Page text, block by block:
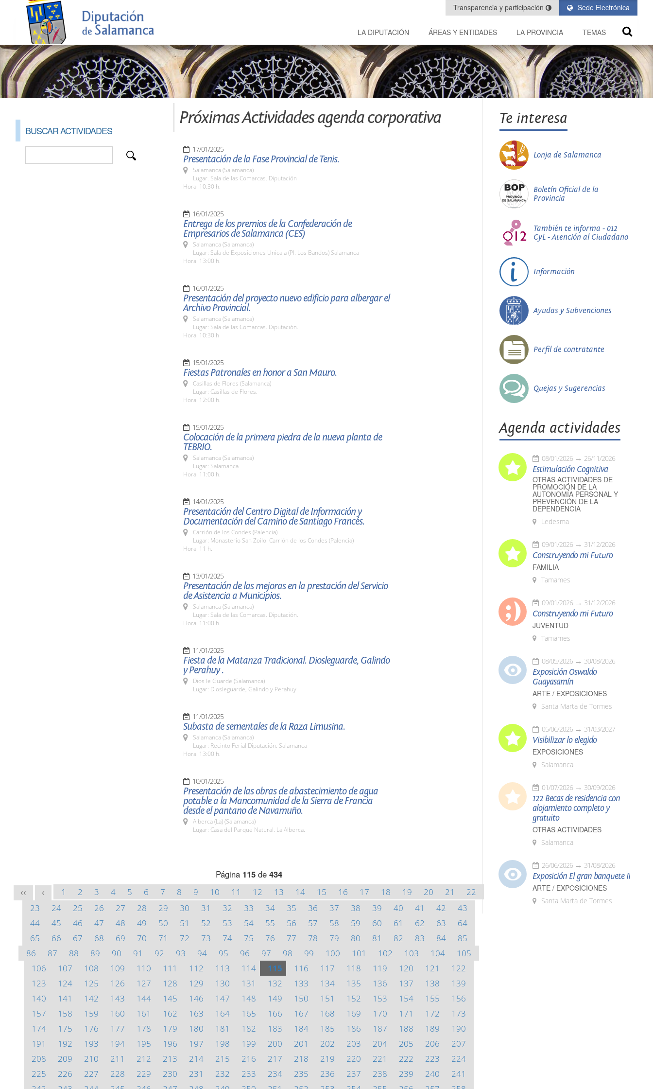
Sede Electrónica
Transparencia y participación
LA DIPUTACIÓN ÁREAS Y ENTIDADES LA PROVINCIA TEMAS
BUSCAR ACTIVIDADES
Próximas Actividades agenda corporativa
17/01/2025
Presentación de la Fase Provincial de Tenis.
Salamanca (Salamanca)
Lugar. Sala de las Comarcas. Diputación
Hora: 10:30 h.
16/01/2025
Entrega de los premios de la Confederación de
Empresarios de Salamanca (CES)
Salamanca (Salamanca)
Lugar: Sala de Exposiciones Unicaja (Pl. Los Bandos) Salamanca
Hora: 13:00 h.
16/01/2025
Presentación del proyecto nuevo edificio para albergar el
Archivo Provincial.
Salamanca (Salamanca)
Lugar: Sala de las Comarcas. Diputación.
Hora: 10:30 h
15/01/2025
Fiestas Patronales en honor a San Mauro.
Casillas de Flores (Salamanca)
Lugar: Casillas de Flores.
Hora: 12:00 h.
15/01/2025
Colocación de la primera piedra de la nueva planta de
TEBRIO.
Salamanca (Salamanca)
Lugar: Salamanca
Hora: 11:00 h.
14/01/2025
Presentación del Centro Digital de Información y
Documentación del Camino de Santiago Francés.
Carrión de los Condes (Palencia)
Lugar: Monasterio San Zoilo. Carrión de los Condes (Palencia)
Hora: 11 h.
13/01/2025
Presentación de las mejoras en la prestación del Servicio
de Asistencia a Municipios.
Salamanca (Salamanca)
Lugar: Sala de las Comarcas. Diputación.
Hora: 11:00 h.
11/01/2025
Fiesta de la Matanza Tradicional. Diosleguarde, Galindo
y Perahuy .
Dios le Guarde (Salamanca)
Lugar: Diosleguarde, Galindo y Perahuy
11/01/2025
Subasta de sementales de la Raza Limusina.
Salamanca (Salamanca)
Lugar: Recinto Ferial Diputación. Salamanca
Hora: 13:00 h.
10/01/2025
Presentación de las obras de abastecimiento de agua
potable a la Mancomunidad de la Sierra de Francia
desde el pantano de Navamuño.
Alberca (La) (Salamanca)
Lugar: Casa del Parque Natural. La Alberca.
Página 115de 434
<< < 1 2 3 4 5 6 7 8 9 10 11 12 13 14 15 16 17 18 19 20 21
22
23
24 25 26 27 28 29 30 31 32 33 34 35 36 37 38 39 40 41 42
43
44
45 46 47 48 49 50 51 52 53 54 55 56 57 58 59 60 61 62 63
64
65
66 67 68 69 70 71 72 73 74 75 76 77 78 79 80 81 82 83 84
85
86
87 88 89 90 91 92 93 94 95 96 97 98 99 100 101 102 103 104
105
106
107 108 109 110 111 112 113 114 115 116 117 118 119 120 121
122
123
124 125 126 127 128 129 130 131 132 133 134 135 136 137 138
139
140
141 142 143 144 145 146 147 148 149 150 151 152 153 154 155
156
157
158 159 160 161 162 163 164 165 166 167 168 169 170 171 172
173
174
175 176 177 178 179 180 181 182 183 184 185 186 187 188 189
190
191
192 193 194 195 196 197 198 199 200 201 202 203 204 205 206
207
208
209 210 211 212 213 214 215 216 217 218 219 220 221 222 223
224
225
226 227 228 229 230 231 232 233 234 235 236 237 238 239 240
241
Te interesa
Lonja de Salamanca
Boletín Oficial de la
Provincia
También te informa - 012
CyL - Atención al Ciudadano
Información
Ayudas y Subvenciones
Perfil de contratante
Quejas y Sugerencias
Agenda actividades
08/01/2026 26/11/2026
Estimulación Cognitiva
OTRAS ACTIVIDADES DE
PROMOCIÓN DE LA
AUTONOMÍA PERSONAL Y
PREVENCIÓN DE LA
DEPENDENCIA
Ledesma
09/01/2026 31/12/2026
Construyendo mi Futuro
FAMILIA
Tamames
09/01/2026 31/12/2026
Construyendo mi Futuro
JUVENTUD
Tamames
08/05/2026 30/08/2026
Exposición Oswaldo
Guayasamín
ARTE / EXPOSICIONES
Santa Marta de Tormes
05/06/2026 31/03/2027
Visibilizar lo elegido
EXPOSICIONES
Salamanca
01/07/2026 30/09/2026
122 Becas de residencia con
alojamiento completo y
gratuito
OTRAS ACTIVIDADES
Salamanca
26/06/2026 31/08/2026
Exposición El gran banquete II
ARTE / EXPOSICIONES
Santa Marta de Tormes